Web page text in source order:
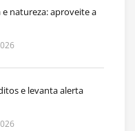
e natureza: aproveite a
e levanta alerta